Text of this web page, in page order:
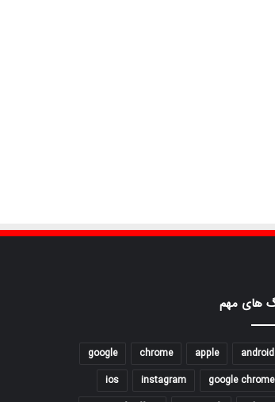
های مهم
android
apple
chrome
google
google chrome
instagram
ios